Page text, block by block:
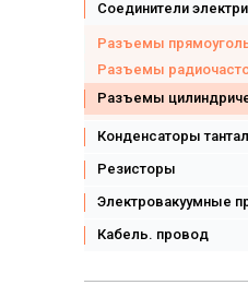
Соединители
Разъемы
Разъемы
Разъемы
Конденсаторы
Резисторы
Электровакуумные
Кабель. провод